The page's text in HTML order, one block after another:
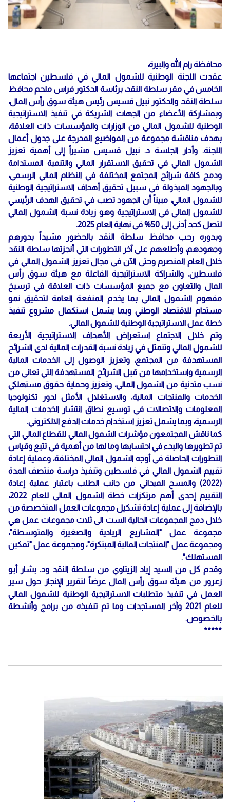
محافظة رام الله والبيرة،
عقدت اللجنة الوطنية للشمول المالي في فلسطين اجتماعها
الخامس في مقر سلطة النقد، برئاسة الدكتور فراس ملحم محافظ
سلطة النقد والدكتور نبيل قسيس رئيس هيئة سوق رأس المال،
وبمشاركة الأعضاء من الجهات الشريكة في تنفيذ الاستراتيجية
الوطنية للشمول المالي من الوزارات والمؤسسات ذات العلاقة،
بهدف مناقشة مجموعة من المواضيع المدرجة على جدول أعمال
اللجنة. وأدار الجلسة د. نبيل قسيس مشيراً إلى أهمية تعزيز
الشمول المالي في تحقيق الاستقرار المالي والتنمية المستدامة
ودمج كافة شرائح المجتمع المختلفة في النظام المالي الرسمي،
وبالجهود المبذولة في سبيل تحقيق أهداف الاستراتيجية الوطنية
للشمول المالي، مبيناً أن الجهود تصب في تحقيق الهدف الرئيسي
للشمول المالي في الاستراتيجية وهو زيادة نسبة الشمول المالي
لتصل كحد أدنى إلى 50% في نهاية العام 2025.
وبدوره رحب محافظ سلطة النقد بالحضور مشيداً بدورهم
وجهودهم، وأطلعهم على آخر التطورات التي أنجزتها سلطة النقد
خلال العام المنصرم وحتى الآن في مجال تعزيز الشمول المالي في
فلسطين، والشراكة الاستراتيجية الفاعلة مع هيئة سوق رأس
المال والتعاون مع جميع المؤسسات ذات العلاقة في ترسيخ
مفهوم الشمول المالي بما يخدم المنفعة العامة لتحقيق نمو
مستدام للاقتصاد الوطني وبما يشمل استكمال مشروع تنفيذ
خطة عمل الاستراتيجية الوطنية للشمول المالي.
وتم خلال الاجتماع استعراض الأهداف الاستراتيجية الأربعة
للشمول المالي وتتمثل في زيادة نسبة القدرات المالية لدى الشرائح
المستهدفة من المجتمع، وتعزيز الوصول إلى الخدمات المالية
الرسمية واستخدامها من قبل الشرائح المستهدفة التي تعاني من
نسب متدنية من الشمول المالي، وتعزيز وحماية حقوق مستهلكي
الخدمات والمنتجات المالية، والاستغلال الأمثل لدور تكنولوجيا
المعلومات والاتصالات في توسيع نطاق انتشار الخدمات المالية
الرسمية، وبما يشمل تعزيز استخدام خدمات الدفع الالكتروني.
كما ناقش المجتمعون مؤشرات الشمول المالي للقطاع المالي التي
تم تطويرها والبدء في احتسابها وما لها من أهمية في تتبع وقياس
التطورات الحاصلة في أوجه الشمول المالي المختلفة، وعملية إعادة
تقييم الشمول المالي في فلسطين وتنفيذ دراسة منتصف المدة
(2022) والمسح الميداني من جانب الطلب باعتبار عملية إعادة
التقييم إحدى أهم مرتكزات خطة الشمول المالي للعام 2022،
بالإضافة إلى عملية إعادة تشكيل مجموعات العمل المتخصصة من
خلال دمج المجموعات الحالية الست الى ثلاث مجموعات عمل هي
مجموعة عمل "المشاريع الريادية والصغيرة والمتوسطة"،
ومجموعة عمل "المنتجات المالية المبتكرة"، ومجموعة عمل "تمكين
المستهلك".
وقدم كل من السيد إياد الزيتاوي من سلطة النقد ود. بشار أبو
زعرور من هيئة سوق رأس المال عرضاً لتقرير الإنجاز حول سير
العمل في تنفيذ متطلبات الاستراتيجية الوطنية للشمول المالي
للعام 2021 وآخر المستجدات وما تم تنفيذه من برامج وأنشطة
بالخصوص.
*****